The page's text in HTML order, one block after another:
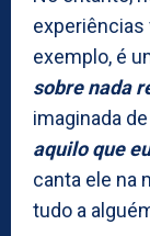
experiências
exemplo, é
sobre nada
imaginada
aquilo que
canta ele na
tudo a